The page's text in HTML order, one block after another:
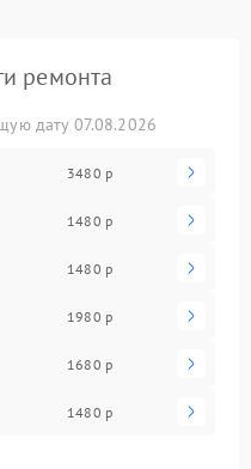
ремонта
дату 07.08.2026
3480 р
1480 р
1480 р
1980 р
1680 р
1480 р